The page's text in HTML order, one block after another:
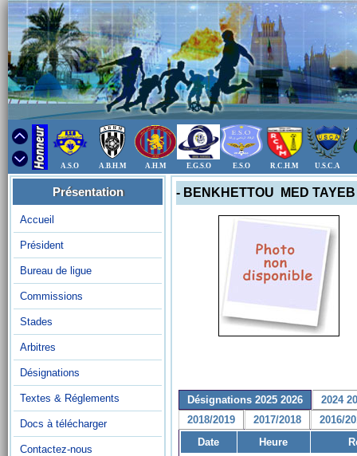
A.S.O A.B.H.M A.H.M E.G.S.O E.S.O R.C.H.M U.S.C.A
Présentation
Accueil
Président
Bureau de ligue
Commissions
Stades
Arbitres
Désignations
Textes & Réglements
Docs à télécharger
Contactez-nous
- BENKHETTOU MED TAYEB
Désignations 2025 2026
2024
2018/2019
2017/2018
2016/
Date
Heure